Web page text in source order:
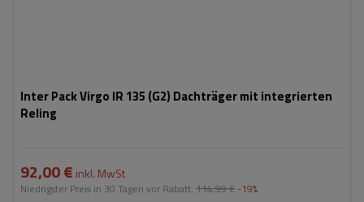
Inter Pack Virgo IR 135 (G2) Dachträger mit integrierten
Reling
92,00 € inkl. MwSt
Niedrigster Preis in 30 Tagen vor Rabatt: 114,99 € -19%